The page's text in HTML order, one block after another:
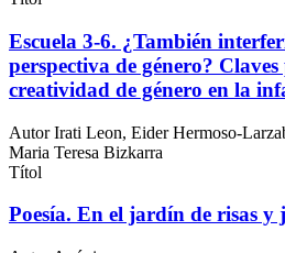
Escuela 3-6. ¿También
perspectiva de género?
creatividad de género en la
Autor Irati Leon, Eider Hermoso-
Maria Teresa Bizkarra
Títol
Poesía. En el jardín de risas y